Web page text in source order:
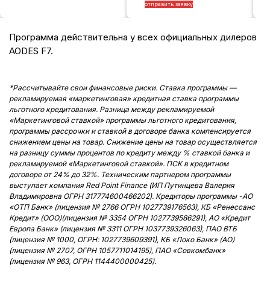
отправить заявку
Программа действительна у всех официальных дилеров
AODES F7.
*Рассчитывайте свои финансовые риски. Ставка программы —
рекламируемая «маркетинговая» кредитная ставка программы
льготного кредитования. Разница между рекламируемой
«Маркетинговой ставкой» программы льготного кредитования,
программы рассрочки и ставкой в договоре банка компенсируется
снижением цены на товар. Снижение цены на товар осуществляется
на разницу суммы процентов по кредиту между % ставкой банка и
рекламируемой «Маркетинговой ставкой». ПСК в кредитном
договоре от 24% до 32%. Техническим партнером программы
выступает компания Red Point Finance (ИП Путинцева Валерия
Владимировна ОГРН 317774600466202). Кредиторы программы -АО
«ОТП Банк» (лицензия № 2766 ОГРН 1027739176563), КБ «Ренессанс
Кредит» (ООО)(лицензия № 3354 ОГРН 1027739586291), АО «Кредит
Европа Банк» (лицензия № 3311 ОГРН 1037739326063), ПАО ВТБ
(лицензия № 1000, ОГРН: 1027739609391), КБ «Локо Банк» (АО)
(лицензия № 2707, ОГРН 1057711014195), ПАО «Совкомбанк»
(лицензия № 963, ОГРН 1144400000425).